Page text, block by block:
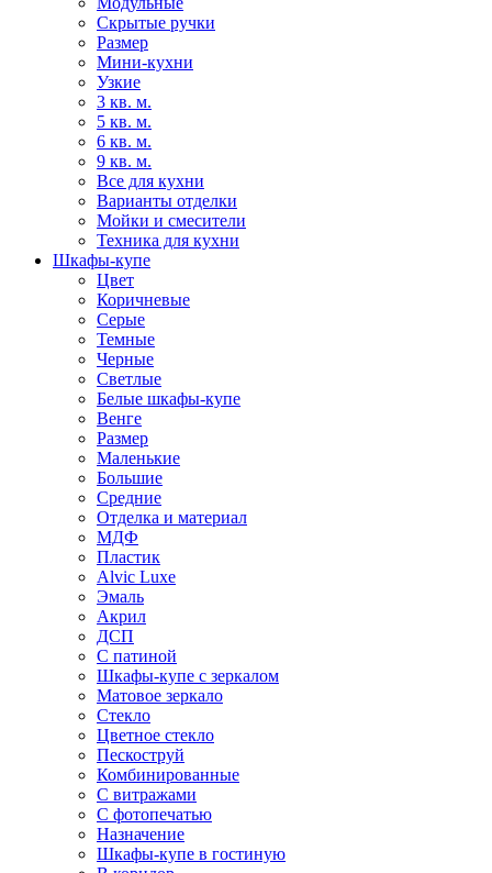
Скрытые ручки
Размер
Мини-кухни
Узкие
3 кв. м.
5 кв. м.
6 кв. м.
9 кв. м.
Все для кухни
Варианты отделки
Мойки и смесители
Техника для кухни
Шкафы-купе
Цвет
Коричневые
Серые
Темные
Черные
Светлые
Белые шкафы-купе
Венге
Размер
Маленькие
Большие
Средние
Отделка и материал
МДФ
Пластик
Alvic Luxe
Эмаль
Акрил
ДСП
С патиной
Шкафы-купе с зеркалом
Матовое зеркало
Стекло
Цветное стекло
Пескоструй
Комбинированные
С витражами
С фотопечатью
Назначение
Шкафы-купе в гостиную